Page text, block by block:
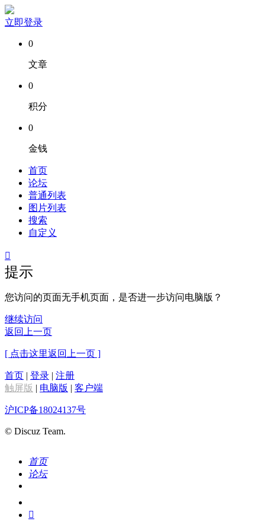
立即登录
0
文章
0
积分
0
金钱
首页
论坛
普通列表
图片列表
搜索
自定义

提示
您访问的页面无手机页面，是否进一步访问电脑版？
继续访问
返回上一页
[ 点击这里返回上一页 ]
首页 | 登录 | 注册
触屏版 | 电脑版 | 客户端
沪ICP备18024137号
© Discuz Team.
首页
论坛
我的
